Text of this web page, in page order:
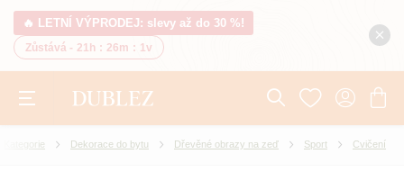
🔥 LETNÍ VÝPRODEJ: slevy až do 30 %!
Zůstává - 21h : 26m : 1v
Kategorie Dekorace do bytu Dřevěné obrazy na zeď Sport Cvičení